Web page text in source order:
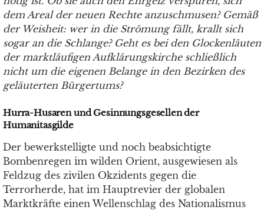
dem Areal der neuen Rechte anzuschmusen? Gemäß
der Weisheit: wer in die Strömung fällt, krallt sich
sogar an die Schlange? Geht es bei den Glockenläuten
der marktläufigen Aufklärungskirche schließlich
nicht um die eigenen Belange in den Bezirken des
geläuterten Bürgertums?
Hurra-Husaren und Gesinnungsgesellen der
Humanitasgilde
Der bewerkstelligte und noch beabsichtigte
Bombenregen im wilden Orient, ausgewiesen als
Feldzug des zivilen Okzidents gegen die
Terrorherde, hat im Hauptrevier der globalen
Marktkräfte einen Wellenschlag des Nationalismus